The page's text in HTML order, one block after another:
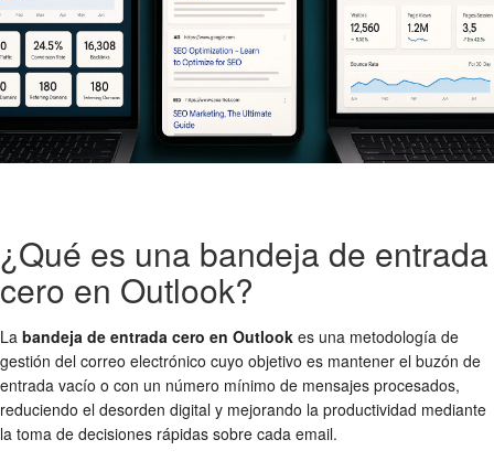
¿Qué es una bandeja de entrada
cero en Outlook?
La bandeja de entrada cero en Outlook es una metodología de
gestión del correo electrónico cuyo objetivo es mantener el buzón de
entrada vacío o con un número mínimo de mensajes procesados,
reduciendo el desorden digital y mejorando la productividad mediante
la toma de decisiones rápidas sobre cada email.